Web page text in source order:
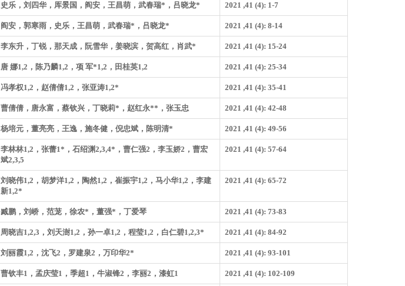
史乐，刘四华，厍景国，阎安，王昌萌，武春瑞*，吕晓龙* 2021 ,41 (4): 1-7
阎安，郭寒雨，史乐，王昌萌，武春瑞*，吕晓龙* 2021 ,41 (4): 8-14
李东升，丁锐，那天成，阮雪华，姜晓滨，贺高红，肖武* 2021 ,41 (4): 15-24
唐 娜1,2，陈乃麟1,2，项 军*1,2，田桂英1,2 2021 ,41 (4): 25-34
冯孝权1,2，赵倩倩1,2，张亚涛1,2* 2021 ,41 (4): 35-41
曹倩倩，唐永富，蔡钦兴，丁晓莉*，赵红永**，张玉忠 2021 ,41 (4): 42-48
杨培元，董亮亮，王逸，施冬健，倪忠斌，陈明清* 2021 ,41 (4): 49-56
李林林1,2，张蕾1*，石绍渊2,3,4*，曹仁强2，李玉娇2，曹宏
斌2,3,5
2021 ,41 (4): 57-64
刘晓伟1,2，胡梦洋1,2，陶然1,2，崔振宇1,2，马小华1,2，李建
新1,2*
2021 ,41 (4): 65-72
臧鹏，刘峤，范茏，徐农*，董强*，丁爱琴 2021 ,41 (4): 73-83
周晓吉1,2,3，刘天澍1,2，孙一卓1,2，程莹1,2，白仁碧1,2,3* 2021 ,41 (4): 84-92
刘丽霞1,2，沈飞2，罗建泉2，万印华2* 2021 ,41 (4): 93-101
曹钦丰1，孟庆莹1，季超1，牛淑锋2，李丽2，漆虹1 2021 ,41 (4): 102-109